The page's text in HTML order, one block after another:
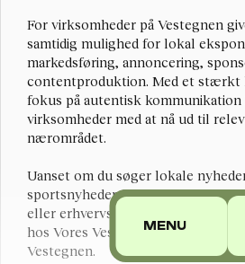
For virksomheder på Vestegnen
samtidig mulighed for lokal
markedsføring, annoncering,
contentproduktion. Med et
fokus på autentisk
virksomheder med at nå ud til
nærområdet.
Uanset om du søger lokale
sportsnyheder fra Brøndby,
eller erhvervsnyt fra Albertslund,
hos Vores Vestegn – din lokale
Vestegnen.
MENU